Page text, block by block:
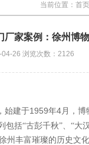
当前位置： 首页
厂家案例：徐州博
26 浏览次数：2126
始建于1959年4月，博
包括“古彭千秋”、“大
丰富璀璨的历史文